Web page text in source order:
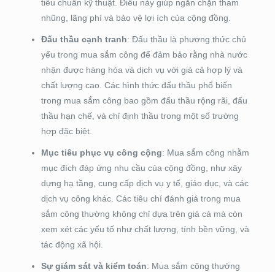
tiêu chuẩn kỹ thuật. Điều này giúp ngăn chặn tham
nhũng, lãng phí và bảo vệ lợi ích của cộng đồng.
Đấu thầu cạnh tranh: Đấu thầu là phương thức chủ
yếu trong mua sắm công để đảm bảo rằng nhà nước
nhận được hàng hóa và dịch vụ với giá cả hợp lý và
chất lượng cao. Các hình thức đấu thầu phổ biến
trong mua sắm công bao gồm đấu thầu rộng rãi, đấu
thầu hạn chế, và chỉ định thầu trong một số trường
hợp đặc biệt.
Mục tiêu phục vụ công cộng: Mua sắm công nhằm
mục đích đáp ứng nhu cầu của cộng đồng, như xây
dựng hạ tầng, cung cấp dịch vụ y tế, giáo dục, và các
dịch vụ công khác. Các tiêu chí đánh giá trong mua
sắm công thường không chỉ dựa trên giá cả mà còn
xem xét các yếu tố như chất lượng, tính bền vững, và
tác động xã hội.
Sự giám sát và kiểm toán: Mua sắm công thường